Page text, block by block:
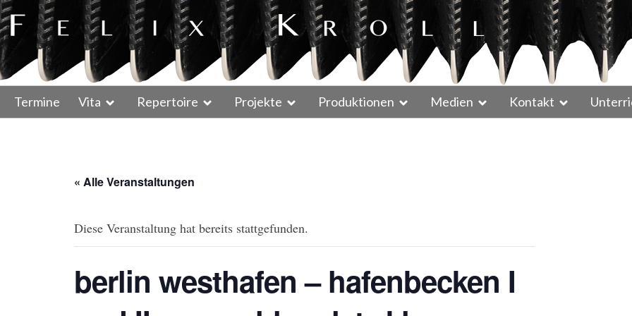
Termine Vita Repertoire Projekte Produktionen Medien Kontakt
« Alle Veranstaltungen
Diese Veranstaltung hat bereits stattgefunden.
berlin westhafen – hafenbecken I